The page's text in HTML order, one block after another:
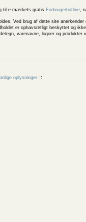
til e-mærkets gratis Forbrugerhotline,
Ved brug af dette site
er ophavsretligt beskyttet og
varenavne, logoer og
oplysninger